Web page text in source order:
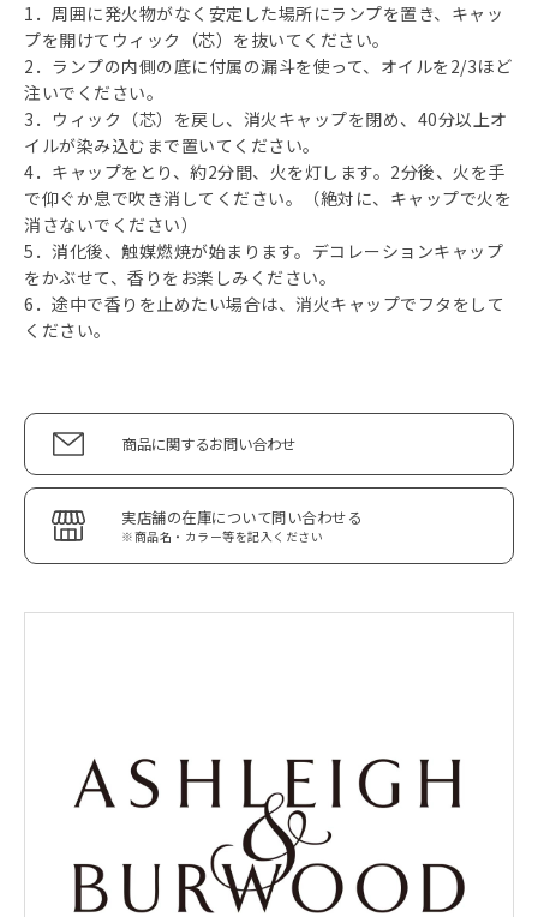
1．周囲に発火物がなく安定した場所にランプを置き、キャッ
プを開けてウィック（芯）を抜いてください。
2．ランプの内側の底に付属の漏斗を使って、オイルを2/3ほど
注いでください。
3．ウィック（芯）を戻し、消火キャップを閉め、40分以上オ
イルが染み込むまで置いてください。
4．キャップをとり、約2分間、火を灯します。2分後、火を手
で仰ぐか息で吹き消してください。（絶対に、キャップで火を
消さないでください）
5．消化後、触媒燃焼が始まります。デコレーションキャップ
をかぶせて、香りをお楽しみください。
6．途中で香りを止めたい場合は、消火キャップでフタをして
ください。
商品に関するお問い合わせ
実店舗の在庫について問い合わせる
※商品名・カラー等を記入ください